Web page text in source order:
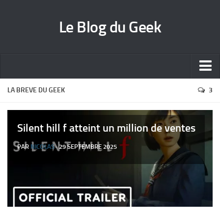
Le Blog du Geek
Blog jeux vidéo
Contact
LA BREVE DU GEEK 3
Silent hill f atteint un million de ventes
PAR NICOLAS· 29 SEPTEMBRE 2025